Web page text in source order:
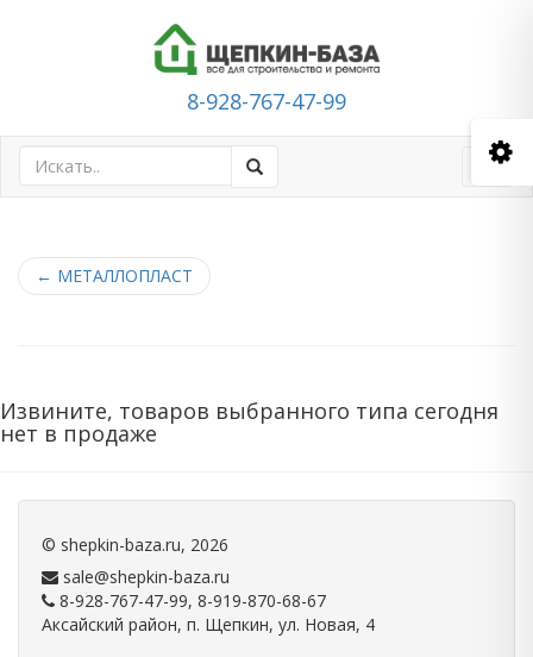
8-928-767-47-99
← МЕТАЛЛОПЛАСТ
Извините, товаров выбранного типа сегодня
нет в продаже
© shepkin-baza.ru, 2026
sale@shepkin-baza.ru
8-928-767-47-99, 8-919-870-68-67
Аксайский район, п. Щепкин, ул. Новая, 4